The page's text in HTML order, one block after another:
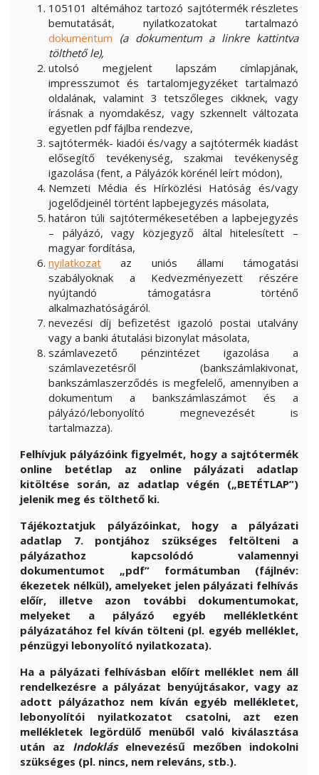
105101 altémához tartozó sajtótermék részletes
bemutatását, nyilatkozatokat tartalmazó
dokumentum (a dokumentum a linkre kattintva
tölthető le),
utolsó megjelent lapszám címlapjának,
impresszumot és tartalomjegyzéket tartalmazó
oldalának, valamint 3 tetszőleges cikknek, vagy
írásnak a nyomdakész, vagy szkennelt változata
egyetlen pdf fájlba rendezve,
sajtótermék- kiadói és/vagy a sajtótermék kiadást
elősegítő tevékenység, szakmai tevékenység
igazolása (fent, a Pályázók körénél leírt módon),
Nemzeti Média és Hírközlési Hatóság és/vagy
jogelődjeinél történt lapbejegyzés másolata,
határon túli sajtótermékesetében a lapbejegyzés
– pályázó, vagy közjegyző által hitelesített –
magyar fordítása,
nyilatkozat
az uniós állami támogatási
szabályoknak a Kedvezményezett részére
nyújtandó támogatásra történő
alkalmazhatóságáról.
nevezési díj befizetést igazoló postai utalvány
vagy a banki átutalási bizonylat másolata,
számlavezető pénzintézet igazolása a
számlavezetésről (bankszámlakivonat,
bankszámlaszerződés is megfelelő, amennyiben a
dokumentum a bankszámlaszámot és a
pályázó/lebonyolító megnevezését is
tartalmazza).
Felhívjuk pályázóink figyelmét, hogy a sajtótermék
online betétlap az online pályázati adatlap
kitöltése során, az adatlap végén („BETÉTLAP”)
jelenik meg és tölthető ki.
Tájékoztatjuk pályázóinkat, hogy a pályázati
adatlap 7. pontjához szükséges feltölteni a
pályázathoz kapcsolódó valamennyi
dokumentumot „pdf” formátumban (fájlnév:
ékezetek nélkül), amelyeket jelen pályázati felhívás
előír, illetve azon további dokumentumokat,
melyeket a pályázó egyéb mellékletként
pályázatához fel kíván tölteni (pl. egyéb melléklet,
pénzügyi lebonyolító nyilatkozata).
Ha a pályázati felhívásban előírt melléklet nem áll
rendelkezésre a pályázat benyújtásakor, vagy az
adott pályázathoz nem kíván egyéb mellékletet,
lebonyolítói nyilatkozatot csatolni, azt ezen
mellékletek legördülő menüből való kiválasztása
után az Indokláselnevezésű mezőben indokolni
szükséges (pl. nincs, nem releváns, stb.).